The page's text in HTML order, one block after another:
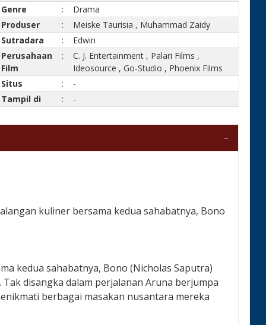
Genre
:
Drama
Produser
: Meiske Taurisia , Muhammad Zaidy
Sutradara
:
Edwin
Perusahaan
Film
: C. J. Entertainment , Palari Films ,
Ideosource ,Go-Studio , Phoenix Films
Situs
:
-
Tampil di
: -
kuliner bersama kedua sahabatnya, Bono
kedua sahabatnya, Bono (Nicholas Saputra)
Tak disangka dalam perjalanan Aruna berjumpa
berbagai masakan nusantara mereka